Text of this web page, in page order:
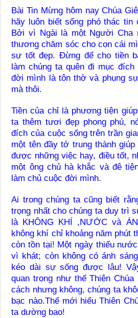
Bài Tin Mừng hôm nay Chúa
hãy luôn biết sống phó thác tin
Bởi vì Ngài là một Người Cha
thương chăm sóc cho con cái
sự tốt đẹp. Đừng để cho tiền
làm chúng ta quên đi mục
đời mình là tôn thờ và phụng
mà thôi.
Tiền của chỉ là phương tiện
ta thêm tươi đẹp phong phú,
đích của cuộc sống trên trần
một tên đầy tớ trung thành giúp
được những việc hay, điều tốt,
một ông chủ hà khắc và đê
làm chủ cuộc đời mình.
Ai trong chúng ta cũng biết
trọng nhất cho chúng ta duy trì
là KHÔNG KHÍ ,NƯỚC và
không khí chỉ khoảng năm phút
còn tồn tại! Một ngày thiếu
vì khát; còn không có ánh
kéo dài sự sống được lâu!
quan trọng nhưthế Thiên Chúa
cách nhưng không, chúng ta
bạc nào.Thế mới hiểu Thiên
ta dường bao!